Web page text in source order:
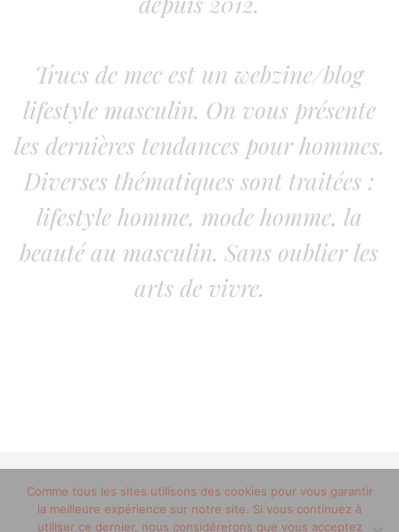
Trucs de mec est un webzine/blog
lifestyle masculin. On vous présente
les dernières tendances pour hommes.
Diverses thématiques sont traitées :
lifestyle homme, mode homme, la
beauté au masculin. Sans oublier les
arts de vivre.
© 2012-2020 copyright trucsdemec.fr - blog lifestyle
masculin/Tous droits réservés
Comme tous les sites utilisons des cookies pour vous garantir
la meilleure expérience sur notre site. Si vous continuez à
utiliser ce dernier, nous considérerons que vous acceptez